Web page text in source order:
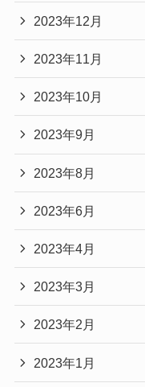
2023年12月
2023年11月
2023年10月
2023年9月
2023年8月
2023年6月
2023年4月
2023年3月
2023年2月
2023年1月